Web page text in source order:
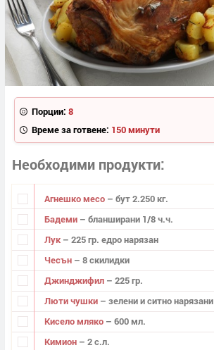
Порции: 8
Време за готвене: 150 минути
Необходими продукти
Агнешко месо – бут 2.250 кг.
Бадеми – бланширани 1/8 ч.ч.
Лук – 225 гр. едро нарязан
Чесън – 8 скилидки
Джинджифил – 225 гр.
Люти чушки – зелени и ситно нарязани
Кисело мляко – 600 мл.
Кимион – 2 с.л.